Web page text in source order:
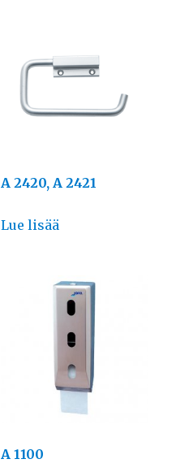
A 2420, A 2421
Lue lisää
A 1100